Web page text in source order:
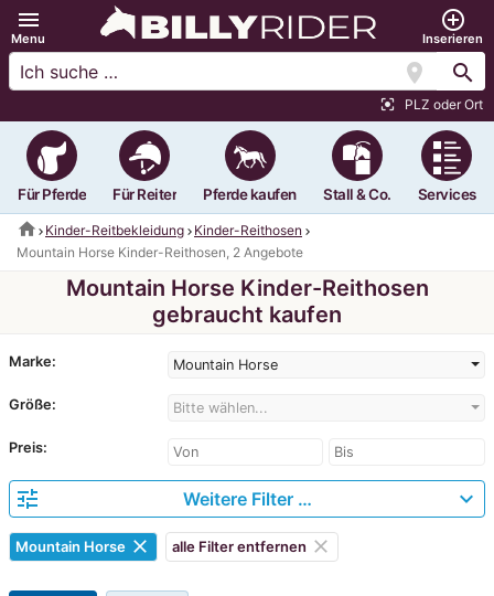
menu
Menu
add_circle_outline
Inserieren
location_on search
center_focus_strong PLZ oder Ort
Für Pferde Für Reiter Pferde kaufen Stall & Co. Services
home Kinder-Reitbekleidung
Kinder-Reithosen
Mountain Horse Kinder-Reithosen, 2 Angebote
Mountain Horse Kinder-Reithosen
gebraucht kaufen
Marke: Mountain Horse
Größe: Bitte wählen...
Preis:
tune Weitere Filter … expand_more
Mountain Horse clear alle Filter entfernen clear